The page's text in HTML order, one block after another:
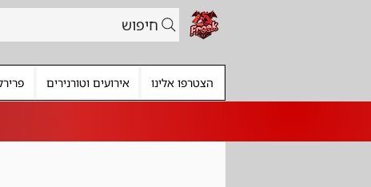
חיפוש
הצטרפו אלינו אירועים וטורנירים